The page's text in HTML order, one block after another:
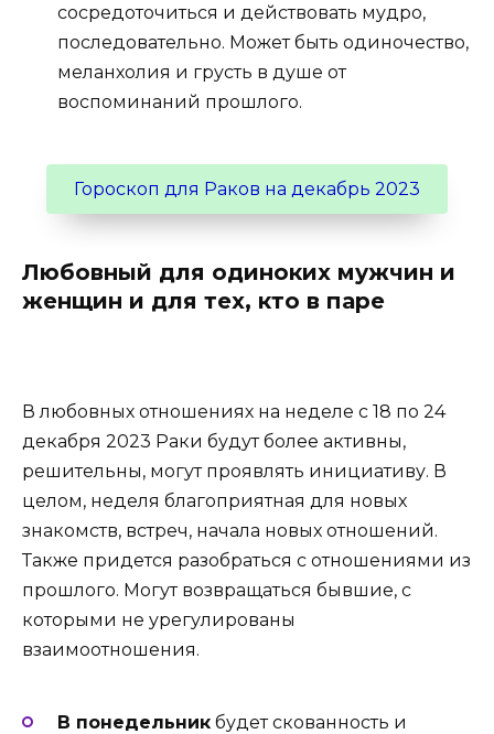
сосредоточиться и действовать мудро,
последовательно. Может быть одиночество,
меланхолия и грусть в душе от
воспоминаний прошлого.
Гороскоп для Раков на декабрь 2023
Любовный для одиноких мужчин и
женщин и для тех, кто в паре
В любовных отношениях на неделе с 18 по 24
декабря 2023 Раки будут более активны,
решительны, могут проявлять инициативу. В
целом, неделя благоприятная для новых
знакомств, встреч, начала новых отношений.
Также придется разобраться с отношениями из
прошлого. Могут возвращаться бывшие, с
которыми не урегулированы
взаимоотношения.
В понедельник будет скованность и